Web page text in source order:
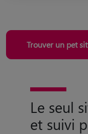
Trouver un pet
Le seul
et suivi